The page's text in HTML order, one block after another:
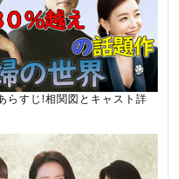
らすじ!相関図とキャスト詳